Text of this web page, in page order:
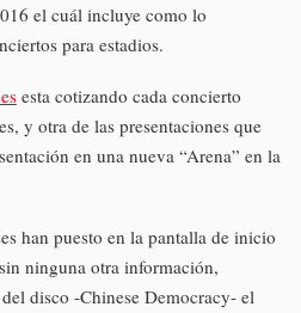
el cuál incluye como lo
para estadios.
esta cotizando cada concierto
y otra de las presentaciones que
en una nueva “Arena” en la
han puesto en la pantalla de inicio
ninguna otra información,
disco -Chinese Democracy- el